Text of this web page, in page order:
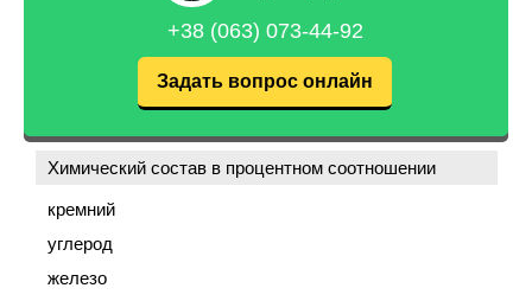
+38 (063) 073-44-92
Задать вопрос онлайн
Химический состав в процентном соотношении
кремний
углерод
железо